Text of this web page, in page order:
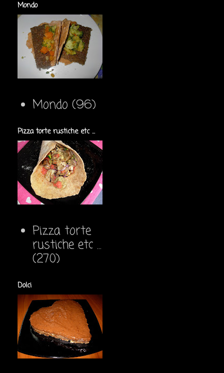
Mondo
Mondo (96)
Pizza torte rustiche etc ...
Pizza torte
rustiche etc ...
(270)
Dolci